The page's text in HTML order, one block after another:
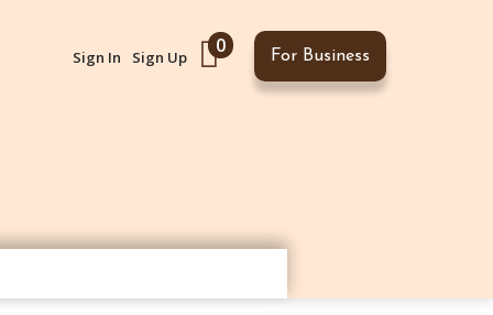
Sign In Sign Up
0 For Business